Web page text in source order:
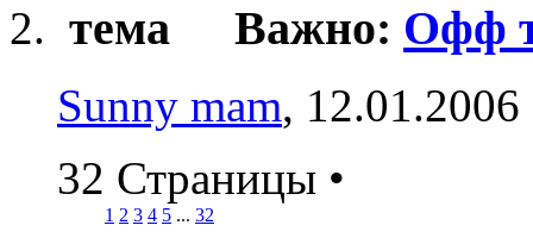
Важно: Офф
Sunny mam,
32 Страницы •
1 2 3 4 5 ... 32